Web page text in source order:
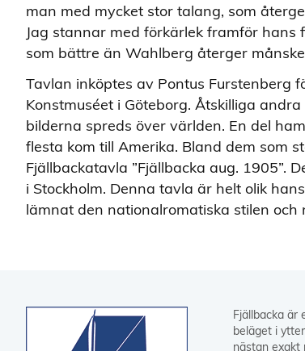
man med mycket stor talang, som
Jag stannar med förkärlek framför
som bättre än Wahlberg återger
Tavlan inköptes av Pontus Furstenberg
Konstmuséet i Göteborg. Åtskilliga
bilderna spreds över världen. En del
flesta kom till Amerika. Bland dem som
Fjällbackatavla ”Fjällbacka aug. 1905”.
i Stockholm. Denna tavla är helt olik
lämnat den nationalromatiska stilen
Fjällbacka är
beläget i
nästan exakt